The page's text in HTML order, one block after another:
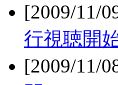
[2009/11/
行視聴開
[2009/11/